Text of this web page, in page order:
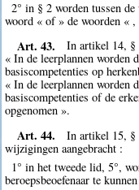
2° in § 2 worden tussen
woord « of » de woorden «
Art. 43.
In artikel 14, §
« In de leerplannen worden
basiscompetenties op
« In de leerplannen worden
basiscompetenties of de
opgenomen ».
Art. 44.
In artikel 15, §
wijzigingen aangebracht :
1° in het tweede lid, 5°,
beroepsbeoefenaar te